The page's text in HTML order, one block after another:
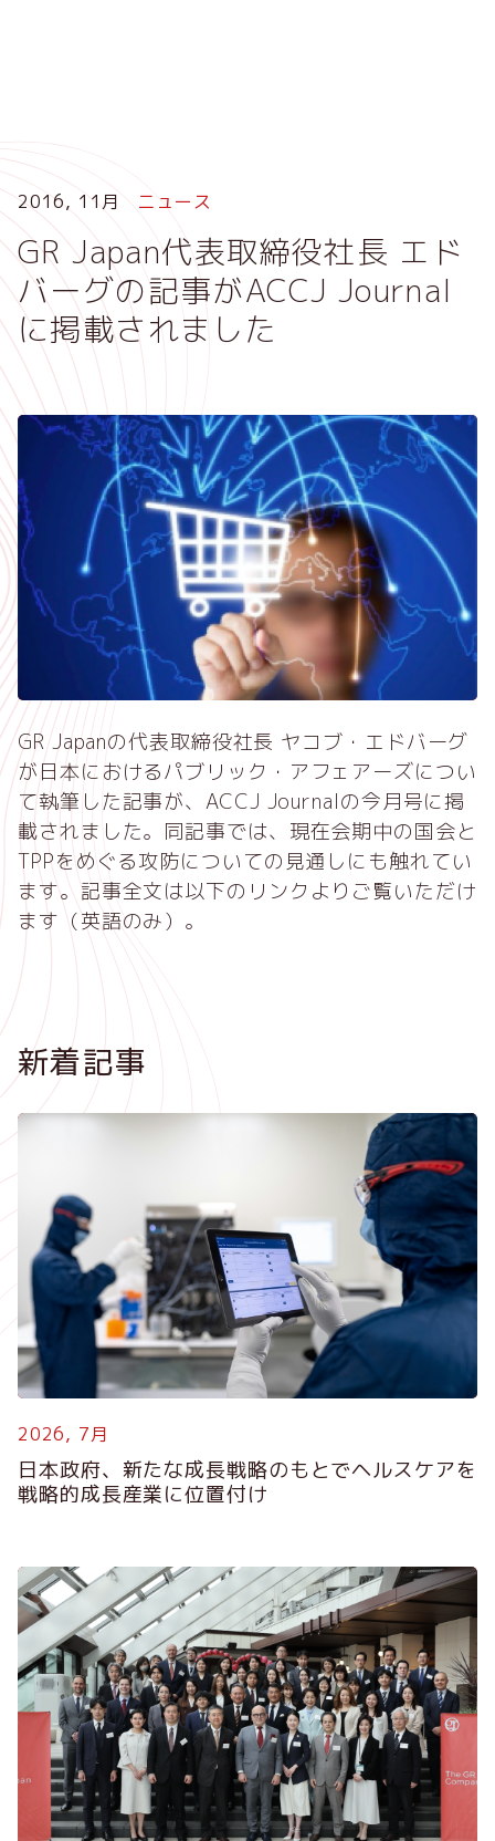
に
移
動
2016, 11月 ニュース
GR Japan代表取締役社長 エド
バーグの記事がACCJ Journal
に掲載されました
GR Japanの代表取締役社長 ヤコブ・エドバーグ
が日本におけるパブリック・アフェアーズについ
て執筆した記事が、ACCJ Journalの今月号に掲
載されました。同記事では、現在会期中の国会と
TPPをめぐる攻防についての見通しにも触れてい
ます。記事全文は以下のリンクよりご覧いただけ
ます（英語のみ）。
新着記事
2026, 7月
日本政府、新たな成長戦略のもとでヘルスケアを
戦略的成長産業に位置付け